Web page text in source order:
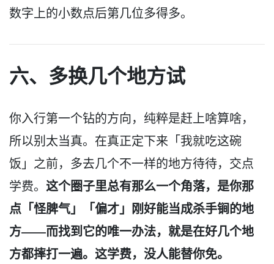
数字上的小数点后第几位多得多。
六、多换几个地方试
你入行第一个钻的方向，纯粹是赶上啥算啥，
所以别太当真。在真正定下来「我就吃这碗
饭」之前，多去几个不一样的地方待待，交点
学费。 这个圈子里总有那么一个角落，是你那
点「怪脾气」「偏才」刚好能当成杀手锏的地
方——而找到它的唯一办法，就是在好几个地
方都摔打一遍。这学费，没人能替你免。